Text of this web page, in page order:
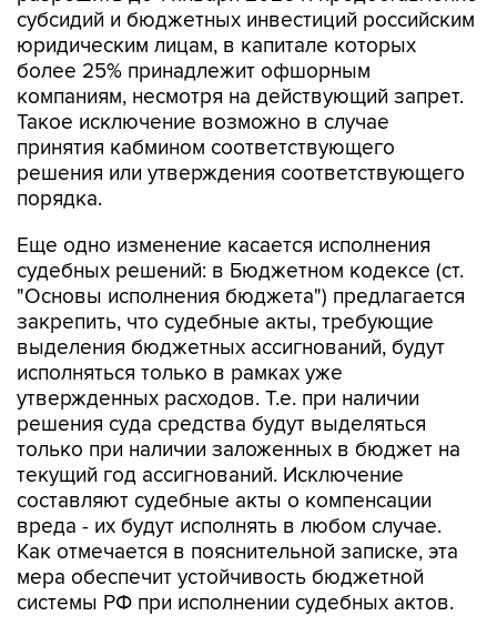
субсидий и бюджетных инвестиций российским
юридическим лицам, в капитале которых
более 25% принадлежит офшорным
компаниям, несмотря на действующий запрет.
Такое исключение возможно в случае
принятия кабмином соответствующего
решения или утверждения соответствующего
порядка.
Еще одно изменение касается исполнения
судебных решений: в Бюджетном кодексе (ст.
"Основы исполнения бюджета") предлагается
закрепить, что судебные акты, требующие
выделения бюджетных ассигнований, будут
исполняться только в рамках уже
утвержденных расходов. Т.е. при наличии
решения суда средства будут выделяться
только при наличии заложенных в бюджет на
текущий год ассигнований. Исключение
составляют судебные акты о компенсации
вреда - их будут исполнять в любом случае.
Как отмечается в пояснительной записке, эта
мера обеспечит устойчивость бюджетной
системы РФ при исполнении судебных актов.